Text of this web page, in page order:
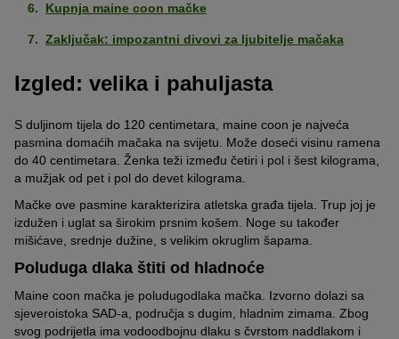
Kupnja maine coon mačke
Zaključak: impozantni divovi za ljubitelje mačaka
Izgled: velika i pahuljasta
S duljinom tijela do 120 centimetara, maine coon je najveća
pasmina domaćih mačaka na svijetu. Može doseći visinu ramena
do 40 centimetara. Ženka teži između četiri i pol i šest kilograma,
a mužjak od pet i pol do devet kilograma.
Mačke ove pasmine karakterizira atletska građa tijela. Trup joj je
izdužen i uglat sa širokim prsnim košem. Noge su također
mišićave, srednje dužine, s velikim okruglim šapama.
Poluduga dlaka štiti od hladnoće
Maine coon mačka je poludugodlaka mačka. Izvorno dolazi sa
sjeveroistoka SAD-a, područja s dugim, hladnim zimama. Zbog
svog podrijetla ima vodoodbojnu dlaku s čvrstom naddlakom i